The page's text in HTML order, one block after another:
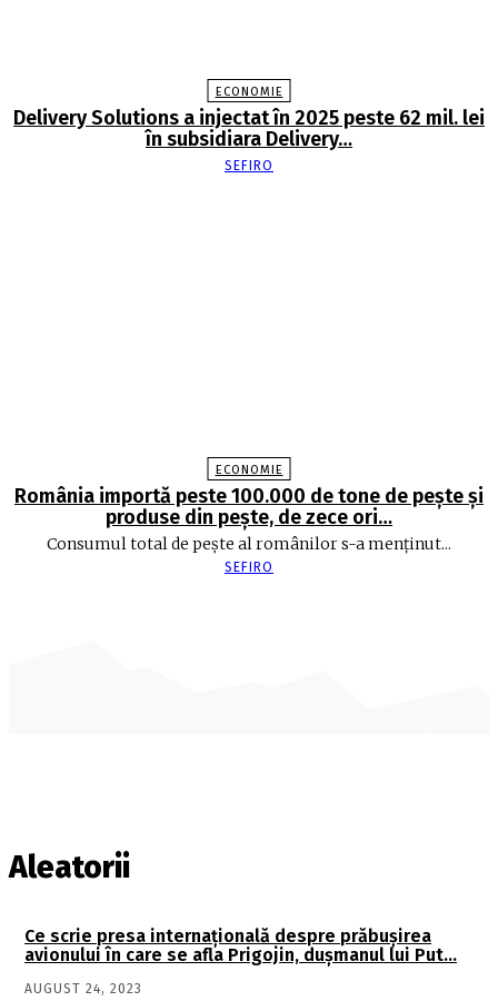
ECONOMIE
Delivery Solutions a injectat în 2025 peste 62 mil. lei
în subsidiara Delivery…
SEFIRO
ECONOMIE
România importă peste 100.000 de tone de peşte şi
produse din peşte, de zece ori…
Consumul total de peşte al ro­mâ­nilor s-a menţinut...
SEFIRO
Aleatorii
Ce scrie presa internaţională despre prăbuşirea
avionului în care se afla Prigojin, duşmanul lui Put…
AUGUST 24, 2023